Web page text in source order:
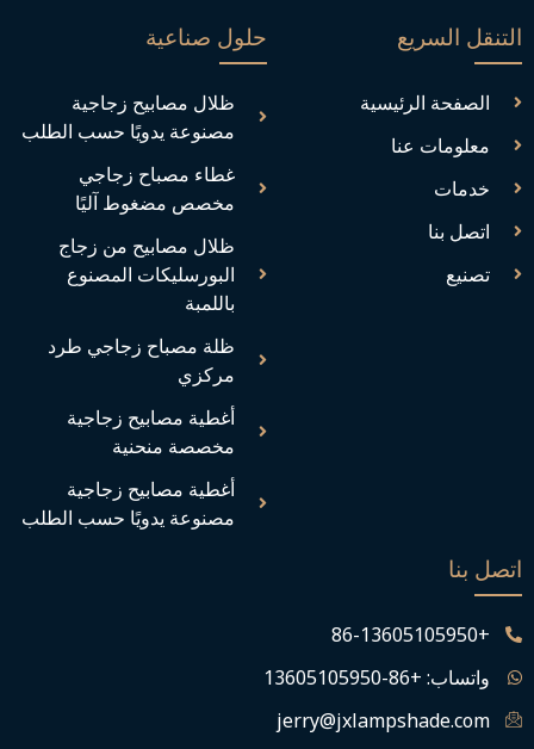
التنقل السريع
الصفحة الرئيسية
معلومات عنا
خدمات
اتصل بنا
تصنيع
حلول صناعية
ظلال مصابيح زجاجية
مصنوعة يدويًا حسب الطلب
غطاء مصباح زجاجي
مخصص مضغوط آليًا
ظلال مصابيح من زجاج
البورسليكات المصنوع
باللمبة
ظلة مصباح زجاجي طرد
مركزي
أغطية مصابيح زجاجية
مخصصة منحنية
أغطية مصابيح زجاجية
مصنوعة يدويًا حسب الطلب
اتصل بنا
+86-13605105950
واتساب: +86-13605105950
jerry@jxlampshade.com